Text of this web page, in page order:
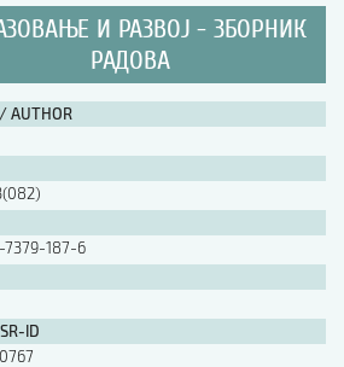
ПРЕГЛЕД
УПУТСТВА
делатности
ауторског дела
лиценце
И РАЗВОЈ - ЗБОРНИК
РАДОВА
AUTHOR
187-6
ID